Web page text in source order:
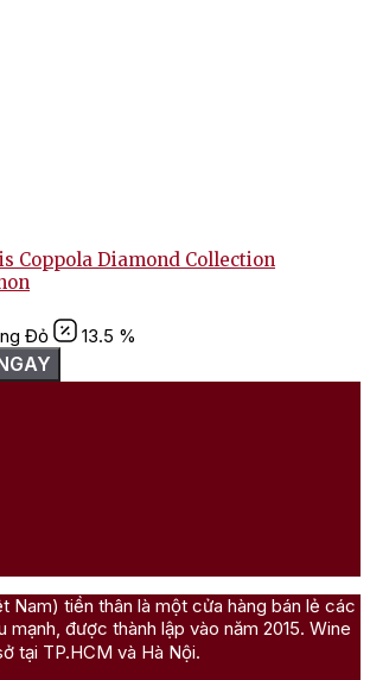
Coppola Diamond Collection
Đỏ
13.5 %
Nam) tiền thân là một cửa hàng bán lẻ các
mạnh, được thành lập vào năm 2015. Wine
tại TP.HCM và Hà Nội.